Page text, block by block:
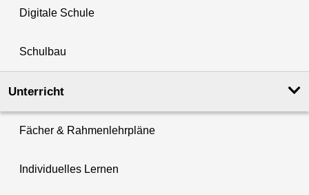
Digitale Schule
Schulbau
Unterricht
Fächer & Rahmenlehrpläne
Individuelles Lernen